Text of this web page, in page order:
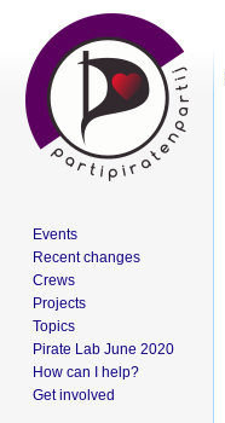
Events
Recent changes
Crews
Projects
Topics
Pirate Lab June 2020
How can I help?
Get involved